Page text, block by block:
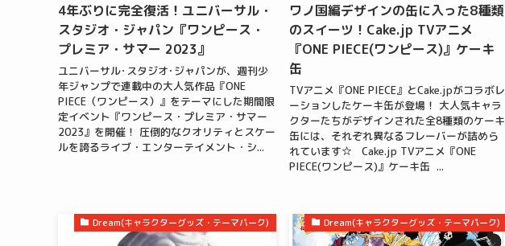
4年ぶりに完全復活！ユニバーサル・
スタジオ・ジャパン『ワンピース・
プレミア・サマー 2023』
ユニバーサル･スタジオ･ジャパンが、週刊少
年ジャンプで連載中の大人気作品『ONE
PIECE（ワンピース）』をテーマにした期間限
定イベント『ワンピース・プレミア・サマー
2023』を開催！ 圧倒的なクオリティとスケー
ルを誇るライブ・エンターテイメント・シ...
ワノ国編デザインの缶に入った8種類
のスイーツ！Cake.jp TVアニメ
『ONE PIECE(ワンピース)』ケーキ
缶
TVアニメ『ONE PIECE』とCake.jpがコラボレ
ーションしたケーキ缶が登場！ 大人気キャラ
クターたちがデザインされた全8種類のケーキ
缶には、それぞれ異なるフレーバーが詰めら
れています☆ Cake.jp TVアニメ『ONE
PIECE(ワンピース)』ケーキ缶 ...
Dream(キャラクターグッズ・テーマパーク) Dream(キャラクターグッズ・テーマパーク)